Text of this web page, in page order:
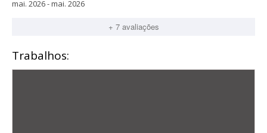
mai. 2026 - mai. 2026
+ 7 avaliações
Trabalhos: